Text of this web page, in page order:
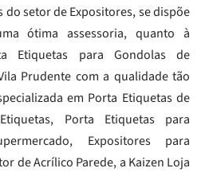
do setor de Expositores, se dispõe
ótima assessoria, quanto à
Etiquetas para Gondolas de
Prudente com a qualidade tão
em Porta Etiquetas de
Porta Etiquetas para
Expositores para
de Acrílico Parede, a Kaizen Loja